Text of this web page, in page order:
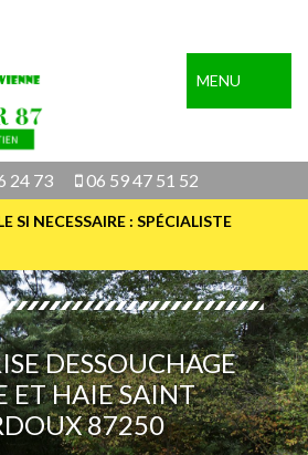
MENU
24 73 06 59 47 51 52
SI NECESSAIRE : SPÉCIALISTE
DESSOUCHAGE
ET HAIE SAINT
87250